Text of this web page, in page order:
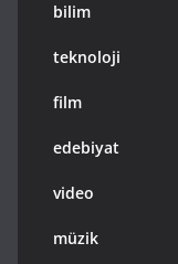
bilim
teknoloji
film
edebiyat
video
müzik